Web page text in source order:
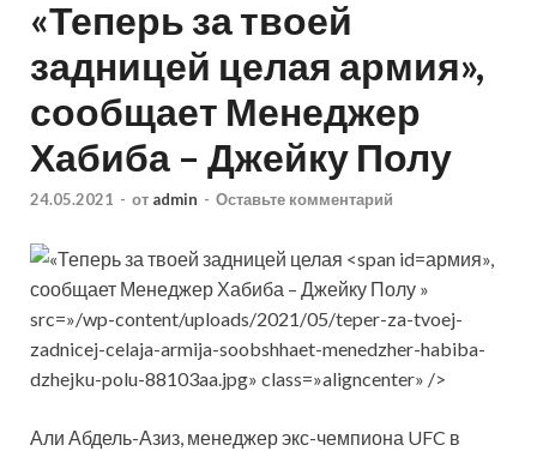
«Теперь за твоей
задницей целая армия»,
сообщает Менеджер
Хабиба – Джейку Полу
24.05.2021 - от admin - Оставьте комментарий
армия»,
сообщает Менеджер Хабиба – Джейку Полу »
src=»/wp-content/uploads/2021/05/teper-za-tvoej-
zadnicej-celaja-armija-soobshhaet-menedzher-habiba-
dzhejku-polu-88103aa.jpg» class=»aligncenter» />
Али Абдель-Азиз, менеджер экс-чемпиона UFC в